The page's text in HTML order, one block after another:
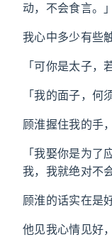
动，不会食言。」
我心中多少有些
「可你是太子，
「我的面子，何
顾淮握住我的手
「我娶你是为
我，我就绝对不
顾淮的话实在是
他见我心情见好